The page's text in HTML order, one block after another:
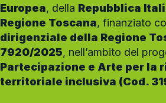
Europea, della Repubblica
Regione Toscana, finanziato
dirigenziale della Regione
7920/2025, nell’ambito del
Partecipazione e Arte per la
territoriale inclusiva (Cod.